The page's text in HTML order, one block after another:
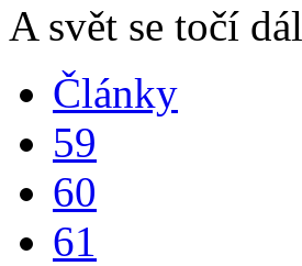
A svět se točí dál
Články
59
60
61